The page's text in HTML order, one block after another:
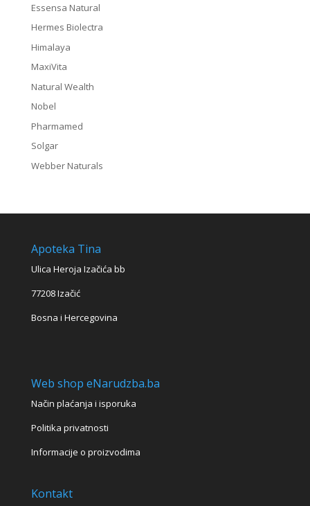
Essensa Natural
Hermes Biolectra
Himalaya
MaxiVita
Natural Wealth
Nobel
Pharmamed
Solgar
Webber Naturals
Apoteka Tina
Ulica Heroja Izačića bb
77208 Izačić
Bosna i Hercegovina
Web shop eNarudzba.ba
Način plaćanja i isporuka
Politika privatnosti
Informacije o proizvodima
Kontakt